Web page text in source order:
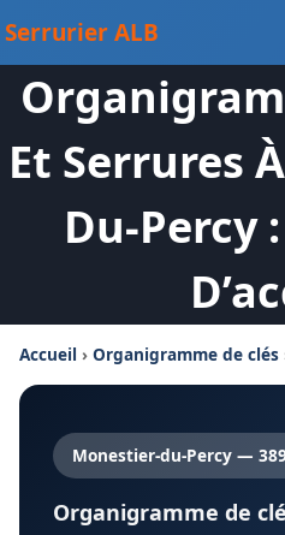
au
contenu
Serrurier ALB
Et Serrures
Du-Percy
Accueil › Organigramme de clés
Monestier-du-Percy —
Organigramme de